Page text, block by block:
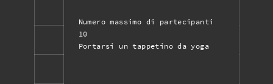
Numero massimo di partecipanti
10
Portarsi un tappetino da yoga